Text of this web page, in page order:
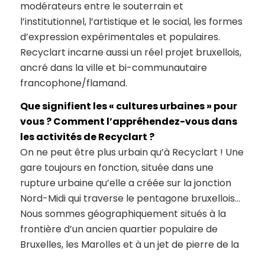
modérateurs entre le souterrain et
l’institutionnel, l’artistique et le social, les formes
d’expression expérimentales et populaires.
Recyclart incarne aussi un réel projet bruxellois,
ancré dans la ville et bi-communautaire
francophone/flamand.
Que signifient les « cultures urbaines » pour
vous ? Comment l’appréhendez-vous dans
les activités de Recyclart ?
On ne peut être plus urbain qu’à Recyclart ! Une
gare toujours en fonction, située dans une
rupture urbaine qu’elle a créée sur la jonction
Nord-Midi qui traverse le pentagone bruxellois…
Nous sommes géographiquement situés à la
frontière d’un ancien quartier populaire de
Bruxelles, les Marolles et à un jet de pierre de la